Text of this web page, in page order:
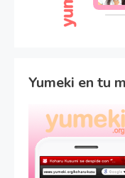
Yumeki en tu